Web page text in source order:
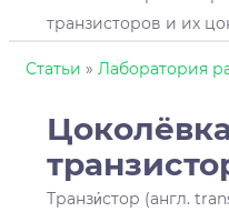
транзисторов и их
Статьи » Лаборатория
Транзи́стор (англ.